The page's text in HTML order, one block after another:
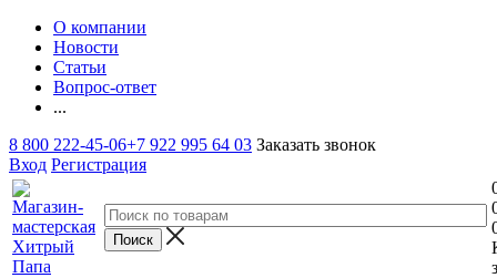
О компании
Новости
Статьи
Вопрос-ответ
...
8 800 222-45-06+7 922 995 64 03 Заказать звонок
Вход Регистрация